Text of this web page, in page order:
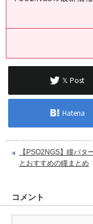
𝕏 Post
Hatena
【PSO2NGS】瞳パタ
とおすすめの瞳まとめ
コメント